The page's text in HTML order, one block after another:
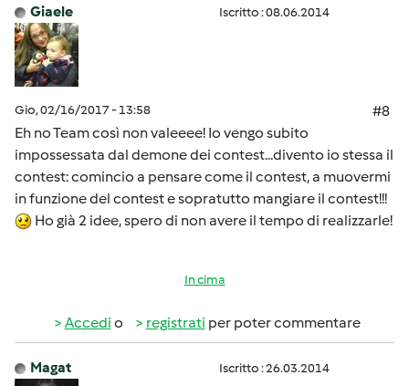
Giaele Iscritto : 08.06.2014
Gio, 02/16/2017 - 13:58
#8
Eh no Team così non valeeee! Io vengo subito
impossessata dal demone dei contest...divento io stessa il
contest: comincio a pensare come il contest, a muovermi
in funzione del contest e sopratutto mangiare il contest!!!
Ho già 2 idee, spero di non avere il tempo di realizzarle!
In cima
Accedi o registrati per poter commentare
Magat Iscritto : 26.03.2014